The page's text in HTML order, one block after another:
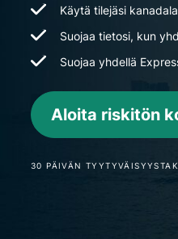
Käytä tilejäsi
Suojaa tietosi, kun
Suojaa yhdellä
Aloita riskitön
30 PÄIVÄN